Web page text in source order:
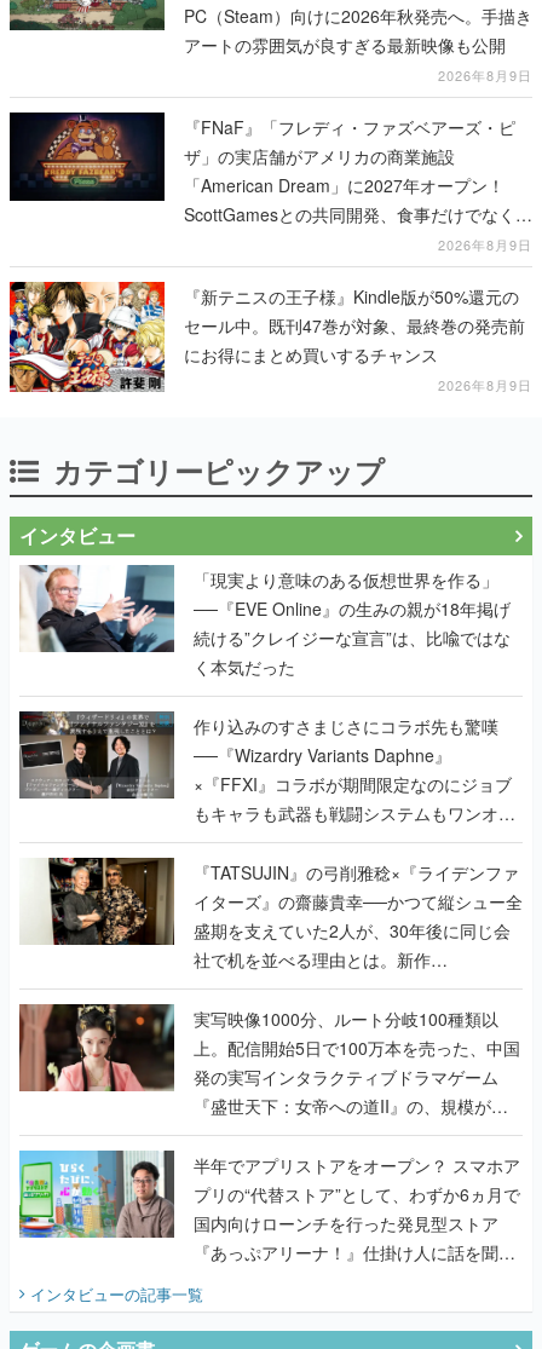
PC（Steam）向けに2026年秋発売へ。手描き
アートの雰囲気が良すぎる最新映像も公開
2026年8月9日
『FNaF』「フレディ・ファズベアーズ・ピ
ザ」の実店舗がアメリカの商業施設
「American Dream」に2027年オープン！
ScottGamesとの共同開発、食事だけでなくス
テージショーや没入型のホラー体験も楽しめ
る
2026年8月9日
『新テニスの王子様』Kindle版が50%還元の
セール中。既刊47巻が対象、最終巻の発売前
にお得にまとめ買いするチャンス
2026年8月9日
カテゴリーピックアップ
インタビュー
「現実より意味のある仮想世界を作る」
──『EVE Online』の生みの親が18年掲げ
続ける”クレイジーな宣言”は、比喩ではな
く本気だった
作り込みのすさまじさにコラボ先も驚嘆
──『Wizardry Variants Daphne』
×『FFXI』コラボが期間限定なのにジョブ
もキャラも武器も戦闘システムもワンオフ
で作り込まれた理由を両ディレクターに聞
く
『TATSUJIN』の弓削雅稔×『ライデンファ
イターズ』の齋藤貴幸──かつて縦シュー全
盛期を支えていた2人が、30年後に同じ会
社で机を並べる理由とは。新作
『TATSUJIN EXTREME』で初タッグを組
んだレジェンド2人に訊く開発秘話
実写映像1000分、ルート分岐100種類以
上。配信開始5日で100万本を売った、中国
発の実写インタラクティブドラマゲーム
『盛世天下：女帝への道II』の、規模が違
うこだわりをプロデューサーに聞いた
半年でアプリストアをオープン？ スマホア
プリの“代替ストア”として、わずか6ヵ月で
国内向けローンチを行った発見型ストア
『あっぷアリーナ！』仕掛け人に話を聞い
てみた
インタビューの記事一覧